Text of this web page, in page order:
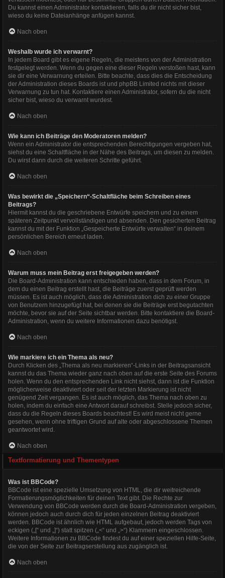
Du kannst einen Administrator kontaktieren, falls du dir nicht sicher bist,
wieso du keine Dateianhänge anfügen kannst.
Nach oben
Weshalb wurde ich verwarnt?
In jedem Board gibt es eigene Regeln, die meistens von der Administration
festgelegt werden. Wenn du gegen eine dieser Regeln verstoßen hast, kann
sie dir eine Verwarnung erteilen. Bitte beachte, dass dies die Entscheidung
der Administration dieses Boards ist und phpBB Limited nichts mit dieser
Verwarnung zu tun hat. Kontaktiere einen Administrator, sofern du die nicht
sicher bist, wieso du verwarnt wurdest.
Nach oben
Wie kann ich Beiträge den Moderatoren melden?
Wenn ein Administrator die entsprechenden Berechtigungen vergeben hat,
siehst du eine Schaltfläche in der Nähe des Beitrags, um diesen zu melden.
Du wirst dann durch die weiteren Schritte geführt.
Nach oben
Was bewirkt die „Speichern“-Schaltfläche beim Schreiben eines
Beitrags?
Hiermit kannst du die geschriebene Entwürfe speichern und zu einem
späteren Zeitpunkt vervollständigen und absenden. Den gesicherten Beitrag
kannst du mit der Funktion „Gespeicherte Entwürfe verwalten“ in deinem
persönlichen Bereich erneut laden.
Nach oben
Warum muss mein Beitrag erst freigegeben werden?
Die Board-Administration kann entschieden haben, dass in dem Forum, in
dem du einen Beitrag erstellt hast, die Beiträge zuerst geprüft werden
müssen. Es ist auch möglich, dass die Administration dich zu einer Gruppe
von Benutzern hinzugefügt hat, bei denen sie die Beiträge erst begutachten
möchte, bevor sie auf der Seite sichtbar werden. Bitte kontaktiere die Board-
Administration, wenn du weitere Informationen dazu benötigst.
Nach oben
Wie markiere ich ein Thema als neu?
Durch Klicken des „Thema als neu markieren“-Links in der Beitragsansicht
kannst du das Thema wieder ganz nach oben auf die erste Seite des Forums
holen. Wenn du den entsprechenden Link nicht siehst, dann ist die Funktion
möglicherweise deaktiviert oder seit der letzten Markierung ist nicht
genügend Zeit vergangen. Es ist auch möglich, das Thema nach oben zu
holen, indem du einfach eine Antwort darauf schreibst. Stelle jedoch sicher,
dass du die Regeln dieses Boards beachtest! Es wird meist nicht gerne
gesehen, wenn ohne triftigen Grund auf alte oder abgeschlossene Themen
geantwortet wird.
Nach oben
Textformatierung und Thementypen
Was ist BBCode?
BBCode ist eine spezielle Umsetzung von HTML, die dir weitreichende
Formatierungsmöglichkeiten für deinen Text gibt. Die Rechte zur
Verwendung von BBCode werden durch die Board-Administration vergeben,
können jedoch auch durch dich für jeden einzelnen Beitrag deaktiviert
werden. BBCode ist ähnlich wie HTML aufgebaut, jedoch werden Tags von
eckigen („[“ und „]“) statt spitzen („<“ und „>“) Klammern eingeschlossen.
Weitere Informationen zu BBCode findest du auf einer speziellen Hilfe-Seite,
die von der Seite zur Beitragserstellung aus zugänglich ist.
Nach oben